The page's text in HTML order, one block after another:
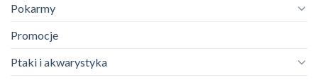
Pokarmy
Promocje
Ptaki i akwarystyka